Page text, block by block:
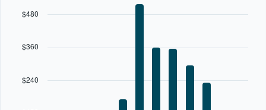
Range:
categories.
$240
$360
$480